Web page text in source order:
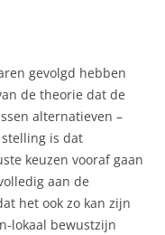
gevolgd hebben
de theorie dat de
alternatieven –
is dat
keuzen vooraf gaan
aan de
het ook zo kan zijn
lokaal bewustzijn